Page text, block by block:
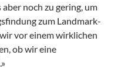
noch zu gering, um
zum Landmark-
vor einem wirklichen
ob wir eine